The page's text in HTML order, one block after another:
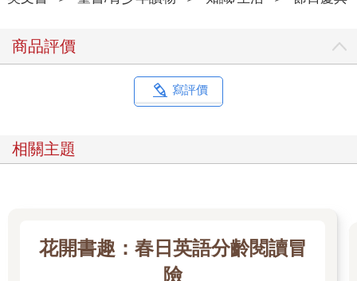
商品評價
寫評價
相關主題
花開書趣：春日英語分齡閱讀冒
險